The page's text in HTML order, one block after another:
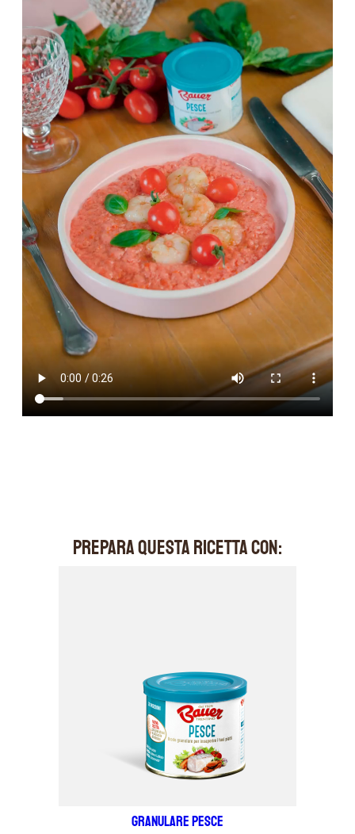
PREPARA QUESTA RICETTA CON:
Granulare Pesce